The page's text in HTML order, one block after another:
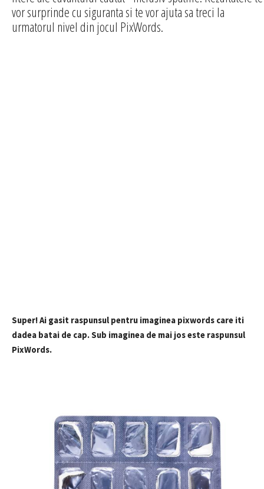
vor surprinde cu siguranta si te vor ajuta sa treci la
urmatorul nivel din jocul PixWords.
Super! Ai gasit raspunsul pentru imaginea pixwords care iti
dadea batai de cap. Sub imaginea de mai jos este raspunsul
PixWords.